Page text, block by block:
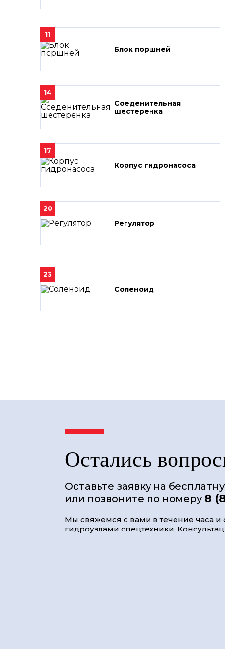
11
Блок поршней
14
Соеденительная
шестеренка
17
Корпус гидронасоса
20
Регулятор
23
Соленоид
Остались
Оставьте заявку на
или позвоните по номеру 8
Мы свяжемся с вами в течение часа и
гидроузлами спецтехники.